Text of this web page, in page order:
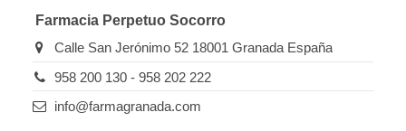
Farmacia Perpetuo Socorro
Calle San Jerónimo 52 18001 Granada España
958 200 130 - 958 202 222
info@farmagranada.com